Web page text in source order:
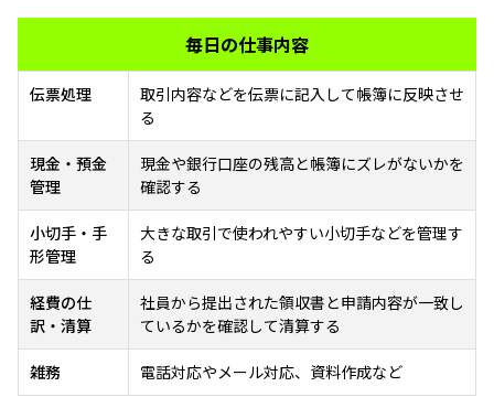
毎日の仕事内容
伝票処理
取引内容などを伝票に記入して帳簿に反映させ
る
現金・預金
管理
現金や銀行口座の残高と帳簿にズレがないかを
確認する
小切手・手
形管理
大きな取引で使われやすい小切手などを管理す
る
経費の仕
訳・清算
社員から提出された領収書と申請内容が一致し
ているかを確認して清算する
雑務 電話対応やメール対応、資料作成など